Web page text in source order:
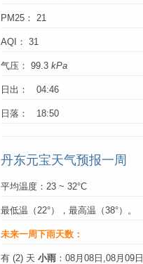
PM25： 21
AQI： 31
气压： 99.3 kPa
日出： 04:46
日落： 18:50
丹东元宝天气预报一周
平均温度：23 ~ 32°C
最低温（22°），最高温（38°）。
未来一周下雨天数：
有 (2) 天 小雨 ：08月08日,08月09日